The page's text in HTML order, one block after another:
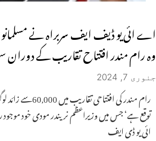
اے ائی یو ڈیف ایف سربراہ نے
وہ رام مندر افتتاح تقاریب کے دوران
جنوری 7, 2024
رام مندر کی
توقع ہے‘ جس میں وزیراعظم نریندر مودی خود
ائی یو ڈی ایف